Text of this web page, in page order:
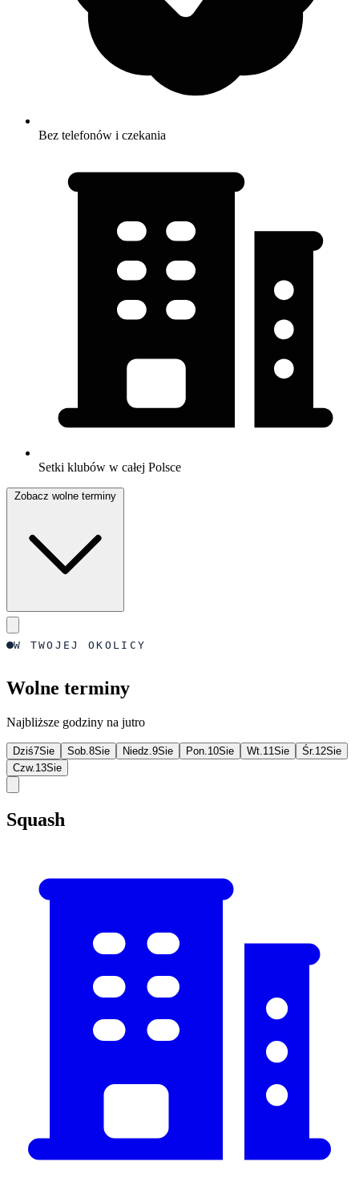
Bez telefonów i czekania
Setki klubów w całej Polsce
W TWOJEJ OKOLICY
Wolne terminy
Najbliższe godziny na jutro
Dziś7Sie Sob. 8Sie Niedz. 9Sie Pon. 10Sie Wt. 11Sie Śr. 12Sie
Czw. 13Sie
Squash